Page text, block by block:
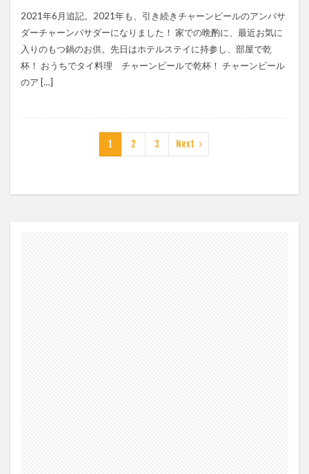
2021年6月追記。2021年も、引き続きチャーンビールのアンバサ
ダーチャーンバサダーになりました！ 家での晩酌に、最近お気に
入りのもつ鍋のお供。先日はホテルステイに持参し、部屋で乾
杯！ おうちでタイ料理 チャーンビールで乾杯！ チャーンビール
のア […]
1 2 3 Next